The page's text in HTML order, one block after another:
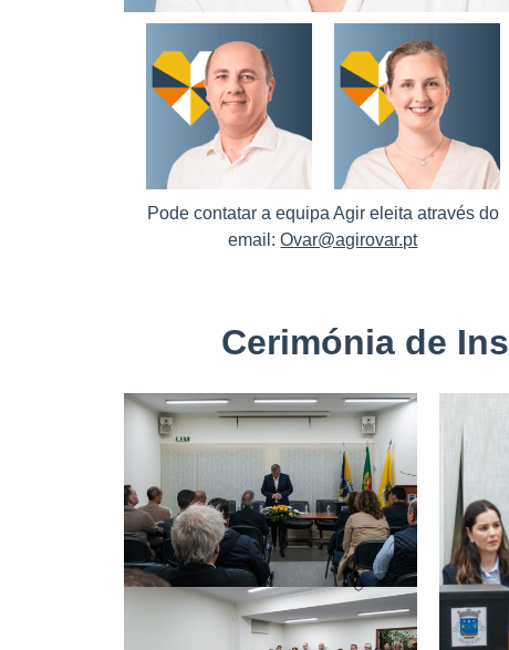
Pode contatar a equipa Agir eleita através do
email:Ovar@agirovar.pt
Cerimónia de